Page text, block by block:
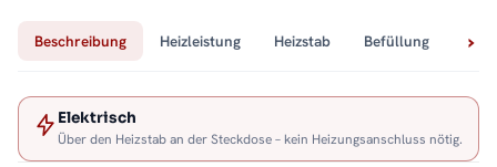
Beschreibung Heizleistung Heizstab Befüllung
Elektrisch
Über den Heizstab an der Steckdose – kein Heizungsanschluss nötig.